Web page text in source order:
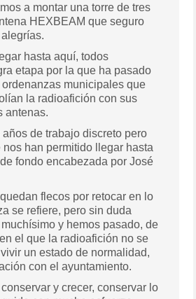
a montar una torre de tres
hasta aquí, todos
etapa por la que ha pasado
municipales que
la radioafición con sus
antenas.
de trabajo discreto pero
han permitido llegar hasta
fondo encabezada por José
flecos por retocar en lo
se refiere, pero sin duda
y hemos pasado, de
el que la radioafición no se
un estado de normalidad,
con el ayuntamiento.
conservar lo